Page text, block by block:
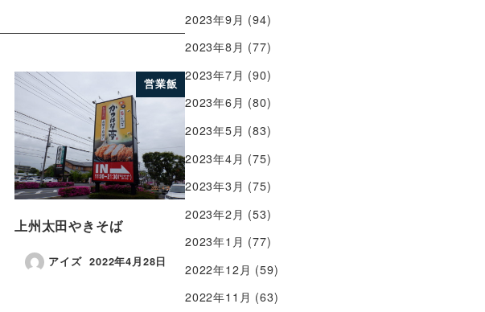
営業飯
上州太田やきそば
アイズ 2022年4月28日
2023年9月 (94)
2023年8月 (77)
2023年7月 (90)
2023年6月 (80)
2023年5月 (83)
2023年4月 (75)
2023年3月 (75)
2023年2月 (53)
2023年1月 (77)
2022年12月 (59)
2022年11月 (63)